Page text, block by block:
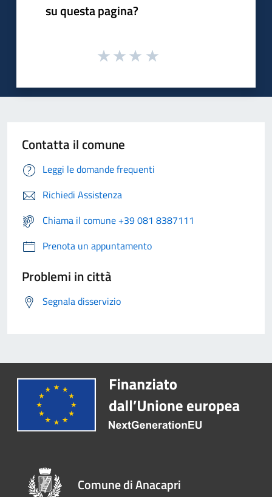
su questa pagina?
Contatta il comune
Leggi le domande frequenti
Richiedi Assistenza
Chiama il comune +39 081 8387111
Prenota un appuntamento
Problemi in città
Segnala disservizio
Comune di Anacapri